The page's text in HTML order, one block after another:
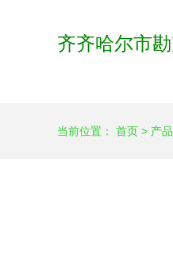
齐齐哈尔市
当前位置： 首页 > 产